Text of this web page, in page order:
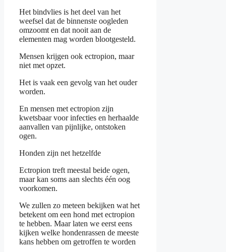
Het bindvlies is het deel van het
weefsel dat de binnenste oogleden
omzoomt en dat nooit aan de
elementen mag worden blootgesteld.
Mensen krijgen ook ectropion, maar
niet met opzet.
Het is vaak een gevolg van het ouder
worden.
En mensen met ectropion zijn
kwetsbaar voor infecties en herhaalde
aanvallen van pijnlijke, ontstoken
ogen.
Honden zijn net hetzelfde
Ectropion treft meestal beide ogen,
maar kan soms aan slechts één oog
voorkomen.
We zullen zo meteen bekijken wat het
betekent om een hond met ectropion
te hebben. Maar laten we eerst eens
kijken welke hondenrassen de meeste
kans hebben om getroffen te worden